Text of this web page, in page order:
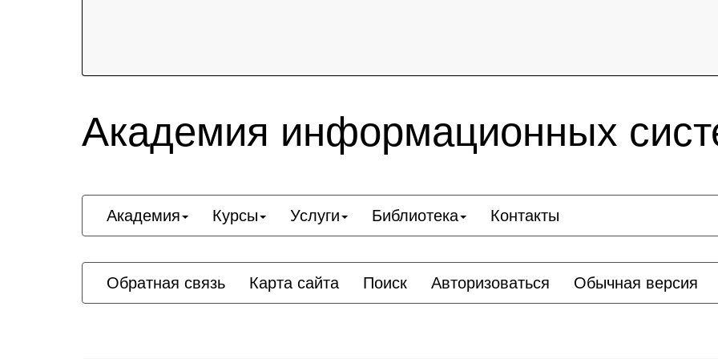
Академия информационных
Академия Курсы Услуги Библиотека Контакты
Обратная связь Карта сайта Поиск Авторизоваться Обычная версия